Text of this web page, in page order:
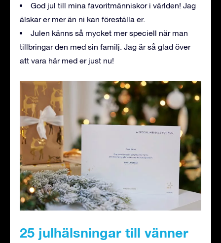
God jul till mina favoritmänniskor i världen! Jag
älskar er mer än ni kan föreställa er.
Julen känns så mycket mer speciell när man
tillbringar den med sin familj. Jag är så glad över
att vara här med er just nu!
25 julhälsningar till vänner